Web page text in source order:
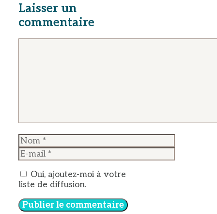
Laisser un
commentaire
Nom
E-
mail
Oui, ajoutez-moi à votre
liste de diffusion.